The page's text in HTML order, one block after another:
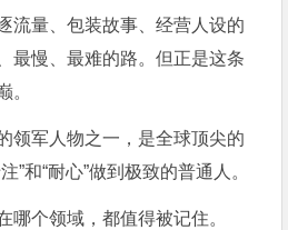
流量、包装故事、经营人设的
最慢、最难的路。但正是这条
。
领军人物之一，是全球顶尖的
”和“耐心”做到极致的普通人。
哪个领域，都值得被记住。